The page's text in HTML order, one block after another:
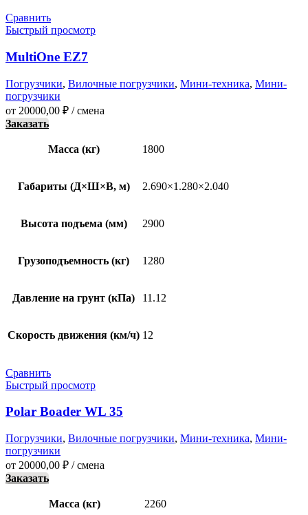
Сравнить
Быстрый просмотр
MultiOne EZ7
Погрузчики, Вилочные погрузчики, Мини-техника, Мини-
погрузчики
от 20000,00 ₽ / смена
Заказать
Масса (кг) 1800
Габариты (Д×Ш×В, м) 2.690×1.280×2.040
Высота подъема (мм) 2900
Грузоподъемность (кг) 1280
Давление на грунт (кПа) 11.12
Скорость движения (км/ч) 12
Сравнить
Быстрый просмотр
Polar Boader WL 35
Погрузчики, Вилочные погрузчики, Мини-техника, Мини-
погрузчики
от 20000,00 ₽ / смена
Заказать
Масса (кг) 2260